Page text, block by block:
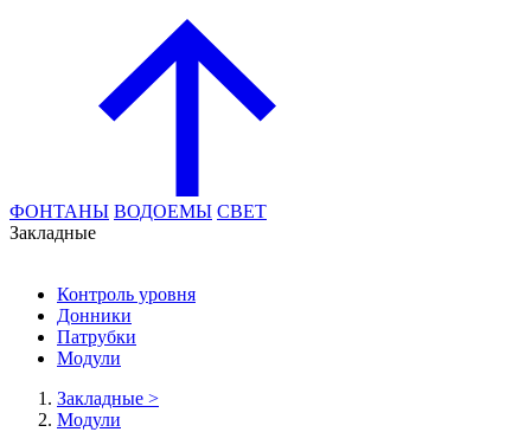
ФОНТАНЫ ВОДОЕМЫ СВЕТ
Закладные
Контроль уровня
Донники
Патрубки
Модули
Закладные >
Модули